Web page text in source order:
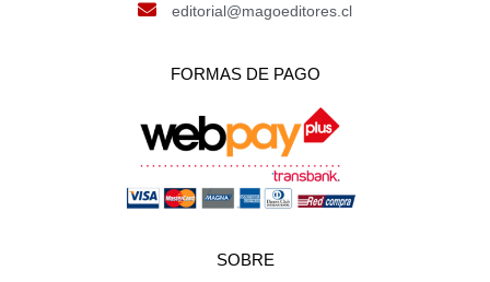
editorial@magoeditores.cl
FORMAS DE PAGO
SOBRE